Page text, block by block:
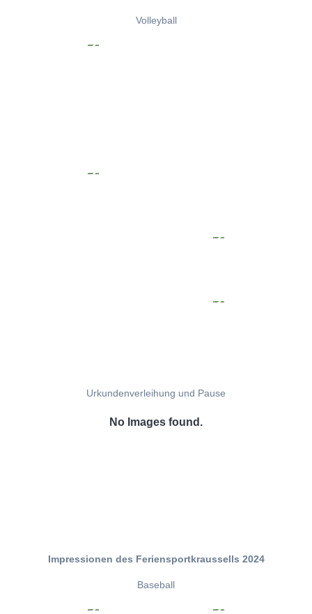
Volleyball
Urkundenverleihung und Pause
No Images found.
Impressionen des Feriensportkraussells 2024
Baseball